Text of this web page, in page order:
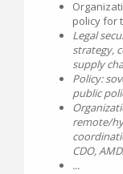
policy for
Legal
strategy,
supply
Policy:
public
remote/
CDO,
...